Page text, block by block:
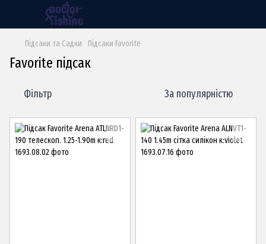
Підсаки та Садки Підсаки Favorite
Favorite підсак
Фільтр За популярністю